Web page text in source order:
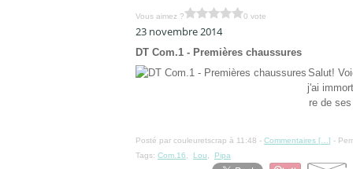
Vous aimez ? 0 vote
23 novembre 2014
DT Com.1 - Premières chaussures
Salut!
j'ai
re de
Posté par couleuretscrap à 11:48 - Commentaires [ ] -
Tags: Com.16 Lou Pipa